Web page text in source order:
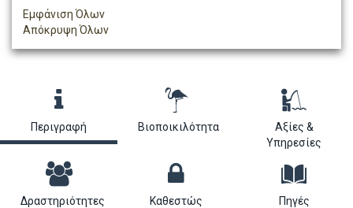
Εμφάνιση Όλων
Απόκρυψη Όλων
Περιγραφή Βιοποικιλότητα
Αξίες &
Υπηρεσίες
Δραστηριότητες
Καθεστώς
Πηγές